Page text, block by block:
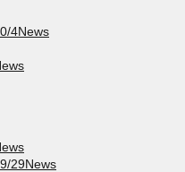
4News
29News